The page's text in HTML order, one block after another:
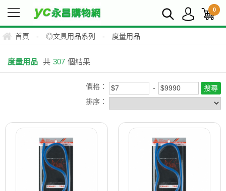
0
首頁 - ◎文具用品系列 - 度量用品
度量用品 共 307 個結果
價格：
排序：